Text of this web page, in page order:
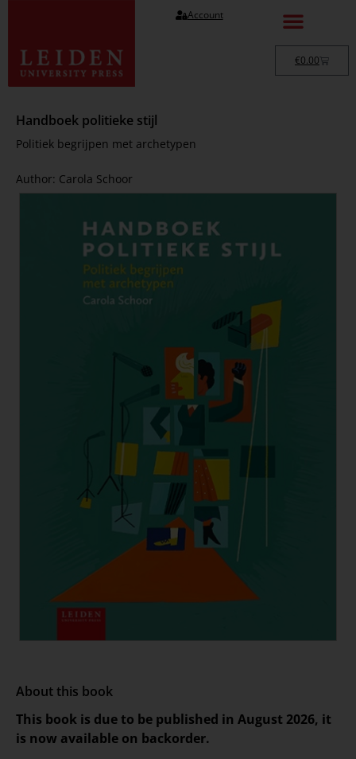
Account
€0.00
Handboek politieke stijl
Politiek begrijpen met archetypen
Author: Carola Schoor
About this book
This book is due to be published in August 2026, it
is now available on backorder.